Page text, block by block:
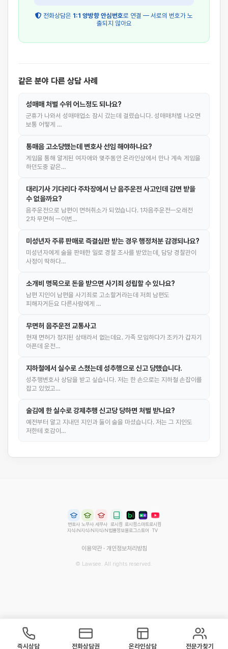
전화상담은 1:1 양방향 안심번호로 연결 — 서로의 번호가 노
출되지 않아요
같은 분야 다른 상담 사례
성매매 처벌 수위 어느정도 되나요?
군휴가 나와서 성매매업소 잠시 갔는데 걸렸습니다. 성매매처벌 나오면
보통 어떻게 …
통매음 고소당했는데 변호사 선임 해야하나요?
게임을 통해 알게된 여자애와 몇주동안 온라인상에서 만나 계속 게임을
하던도중 같은…
대리기사 기다리다 주차장에서 난 음주운전 사고인데 감면 받을
수 없을까요?
음주운전으로 남편이 면허취소가 되었습니다. 1차음주운전ㅡ오래전
2차 무면허 ㅡ이번…
미성년자 주류 판매로 즉결심판 받는 경우 행정처분 감경되나요?
미성년자에게 술을 판매한 일로 경찰 조사를 받았는데, 담당 경찰관이
사정이 딱하다…
소개비 명목으로 돈을 받으면 사기죄 성립할 수 있나요?
남편 지인이 남편을 사기죄로 고소할거라는데 저희 남편도
피해자거든요 다른사람에게 …
무면허 음주운전 교통사고
현재 면허가 정지된 상태라서 없는데요. 가족 모임하다가 조카가 갑자기
아픈데 운전…
지하철에서 실수로 스쳤는데 성추행으로 신고 당했습니다.
성추행변호사 상담을 받고 싶습니다. 저는 한 손으로는 지하철 손잡이를
잡고 있었고…
술김에 한 실수로 강제추행 신고당 당하면 처벌 받나요?
예전부터 알고 지내던 지인과 둘이 술을 마셨습니다. 저는 그 지인도
저한테 호감이…
변호사
지식iN
노무사
지식iN
세무사
지식iN
로시컴
법률정보
로시컴
블로그
스마트
스토어
로시컴
TV
이용약관· 개인정보처리방침
© Lawsee. All rights reserved.
즉시상담 전화상담권 온라인상담 전문가찾기